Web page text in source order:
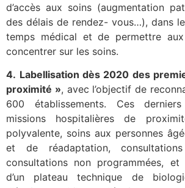
d’accès aux soins (augmentation
des délais de rendez- vous…), dans
temps médical et de permettre
concentrer sur les soins.
4. Labellisation dès 2020 des
proximité », avec l’objectif de
600 établissements. Ces
missions hospitalières de
polyvalente, soins aux personnes
et de réadaptation,
consultations non programmées,
d’un plateau technique de